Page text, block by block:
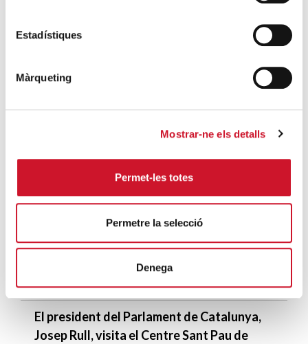
Estadístiques
Màrqueting
Mostrar-ne els detalls
Permet-les totes
Permetre la selecció
Denega
SIGUE LEYENDO
Mucho más que comer
Endulzando la vida de los más pequeños
ENTRADAS RELACIONADAS
Jóvenes voluntarios de Càritas Catalunya
estrenan un documental sobre el
El president del Parlament de Catalunya,
Josep Rull, visita el Centre Sant Pau de